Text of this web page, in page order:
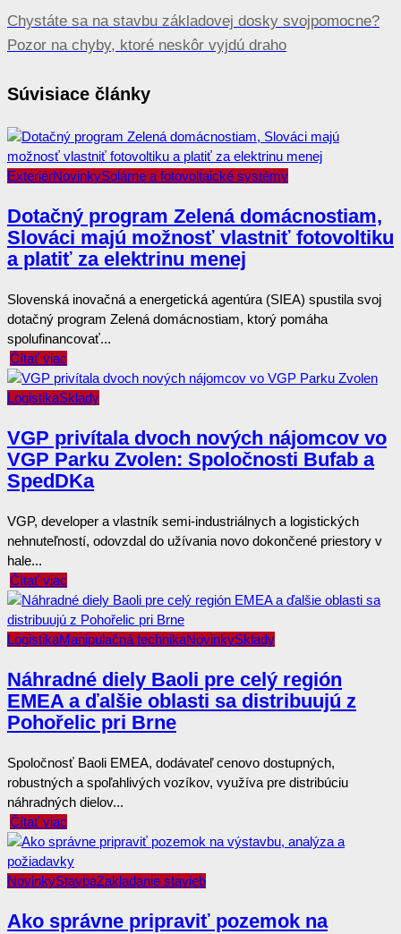
Chystáte sa na stavbu základovej dosky svojpomocne?
Pozor na chyby, ktoré neskôr vyjdú draho
Súvisiace články
ExteriérNovinkySolárne a fotovoltaické systémy
Dotačný program Zelená domácnostiam,
Slováci majú možnosť vlastniť fotovoltiku
a platiť za elektrinu menej
Slovenská inovačná a energetická agentúra (SIEA) spustila svoj
dotačný program Zelená domácnostiam, ktorý pomáha
spolufinancovať...
Čítať viac
LogistikaSklady
VGP privítala dvoch nových nájomcov vo
VGP Parku Zvolen: Spoločnosti Bufab a
SpedDKa
VGP, developer a vlastník semi-industriálnych a logistických
nehnuteľností, odovzdal do užívania novo dokončené priestory v
hale...
Čítať viac
LogistikaManipulačná technikaNovinkySklady
Náhradné diely Baoli pre celý región
EMEA a ďalšie oblasti sa distribuujú z
Pohořelic pri Brne
Spoločnosť Baoli EMEA, dodávateľ cenovo dostupných,
robustných a spoľahlivých vozíkov, využíva pre distribúciu
náhradných dielov...
Čítať viac
NovinkyStavbaZakladanie stavieb
Ako správne pripraviť pozemok na